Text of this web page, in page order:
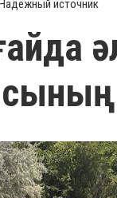
источник